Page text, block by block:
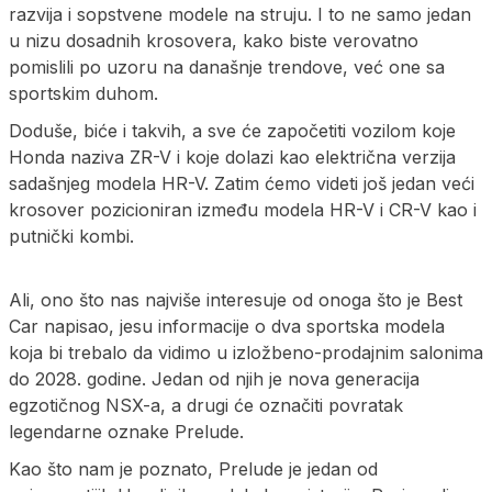
razvija i sopstvene modele na struju. I to ne samo jedan
u nizu dosadnih krosovera, kako biste verovatno
pomislili po uzoru na današnje trendove, već one sa
sportskim duhom.
Doduše, biće i takvih, a sve će započetiti vozilom koje
Honda naziva ZR-V i koje dolazi kao električna verzija
sadašnjeg modela HR-V. Zatim ćemo videti još jedan veći
krosover pozicioniran između modela HR-V i CR-V kao i
putnički kombi.
Ali, ono što nas najviše interesuje od onoga što je Best
Car napisao, jesu informacije o dva sportska modela
koja bi trebalo da vidimo u izložbeno-prodajnim salonima
do 2028. godine. Jedan od njih je nova generacija
egzotičnog NSX-a, a drugi će označiti povratak
legendarne oznake Prelude.
Kao što nam je poznato, Prelude je jedan od